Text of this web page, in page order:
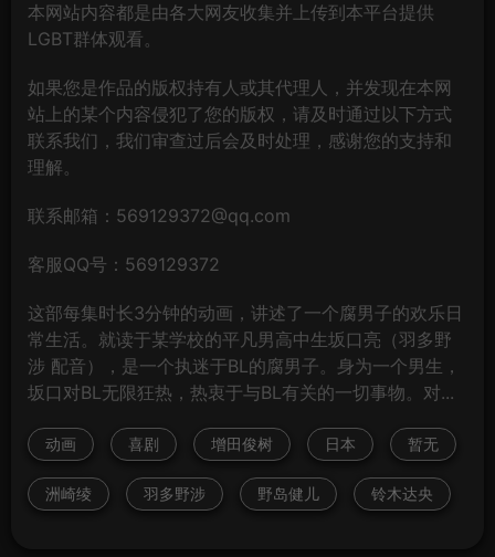
本网站内容都是由各大网友收集并上传到本平台提供
LGBT群体观看。
如果您是作品的版权持有人或其代理人，并发现在本网
站上的某个内容侵犯了您的版权，请及时通过以下方式
联系我们，我们审查过后会及时处理，感谢您的支持和
理解。
联系邮箱：569129372@qq.com
客服QQ号：569129372
这部每集时长3分钟的动画，讲述了一个腐男子的欢乐日
常生活。就读于某学校的平凡男高中生坂口亮（羽多野
涉 配音），是一个执迷于BL的腐男子。身为一个男生，
坂口对BL无限狂热，热衷于与BL有关的一切事物。对...
动画 喜剧 增田俊树 日本 暂无
洲崎绫 羽多野涉 野岛健儿 铃木达央